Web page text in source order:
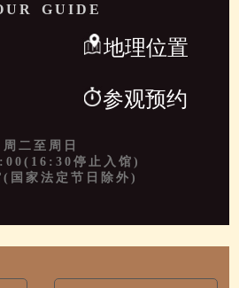
GUIDE
地理位置
参观预约
周二至周日
停止入馆)
(国家法定节日除外)